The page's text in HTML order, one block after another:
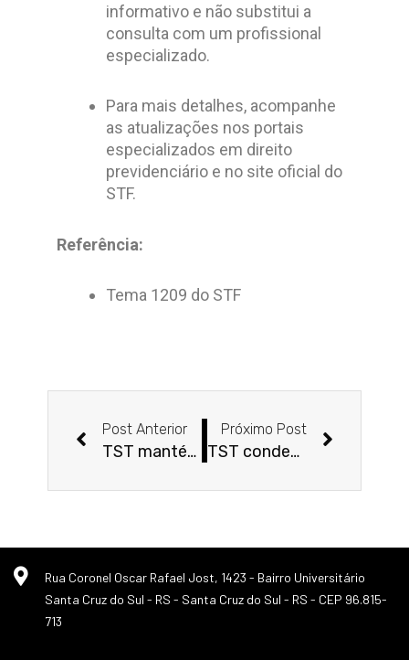
informativo e não substitui a
consulta com um profissional
especializado.
Para mais detalhes, acompanhe
as atualizações nos portais
especializados em direito
previdenciário e no site oficial do
STF.
Referência:
Tema 1209 do STF
Anterior
Post Anterior
TST mantém a dispensa de empregado que viajou durante licença para repouso
Próximo Post
TST condena empresa a indenizar auxiliar administrativa por uso indevido de imagem em leilão de joias na TV
Rua Coronel Oscar Rafael Jost, 1423 - Bairro Universitário
Santa Cruz do Sul - RS - Santa Cruz do Sul - RS - CEP 96.815-
713